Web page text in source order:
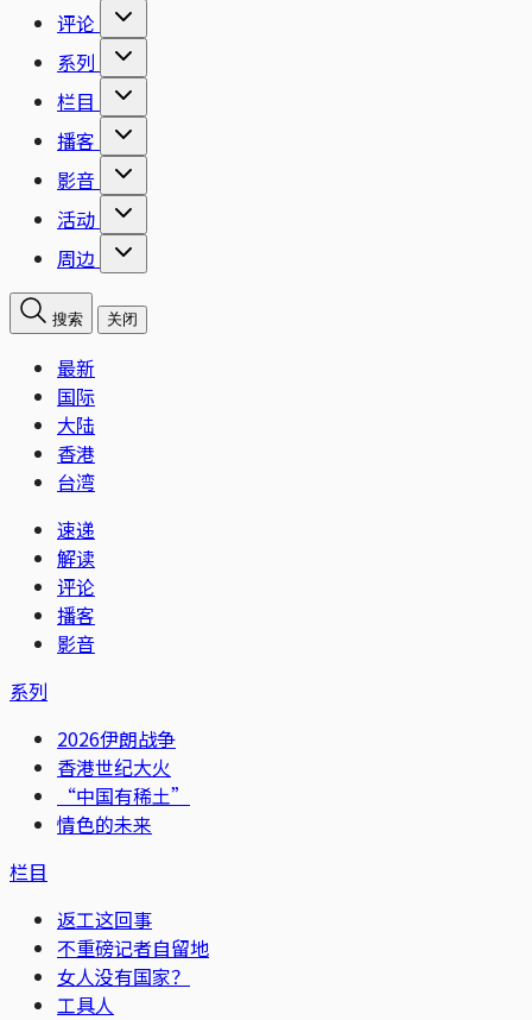
评论
系列
栏目
播客
影音
活动
周边
搜索 关闭
最新
国际
大陆
香港
台湾
速递
解读
评论
播客
影音
系列
2026伊朗战争
香港世纪大火
“中国有稀土”
情色的未来
栏目
返工这回事
不重磅记者自留地
女人没有国家？
工具人